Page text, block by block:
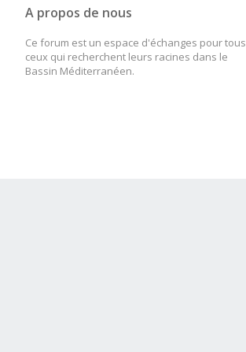
A propos de nous
Ce forum est un espace d'échanges pour tous
ceux qui recherchent leurs racines dans le
Bassin Méditerranéen.